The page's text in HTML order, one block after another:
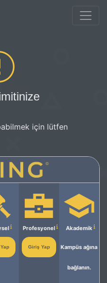
için lütfen
Profesyonel
Giriş Yap
Akademik
Kampüs ağına
bağlanın.